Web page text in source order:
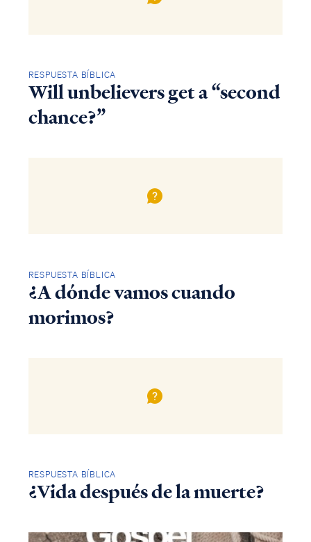
RESPUESTA BÍBLICA
Will unbelievers get a “second
chance?”
RESPUESTA BÍBLICA
¿A dónde vamos cuando
morimos?
RESPUESTA BÍBLICA
¿Vida después de la muerte?